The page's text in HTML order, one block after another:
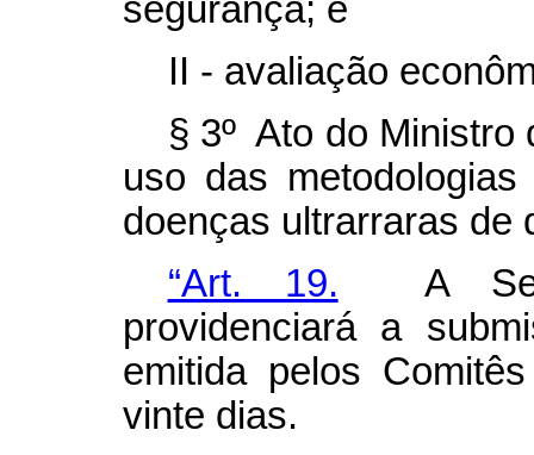
segurança; e
II - avaliação
§ 3º Ato do Ministro
uso das
doenças ultrarraras de
“Art. 19. A
providenciará a
emitida pelos
vinte dias.